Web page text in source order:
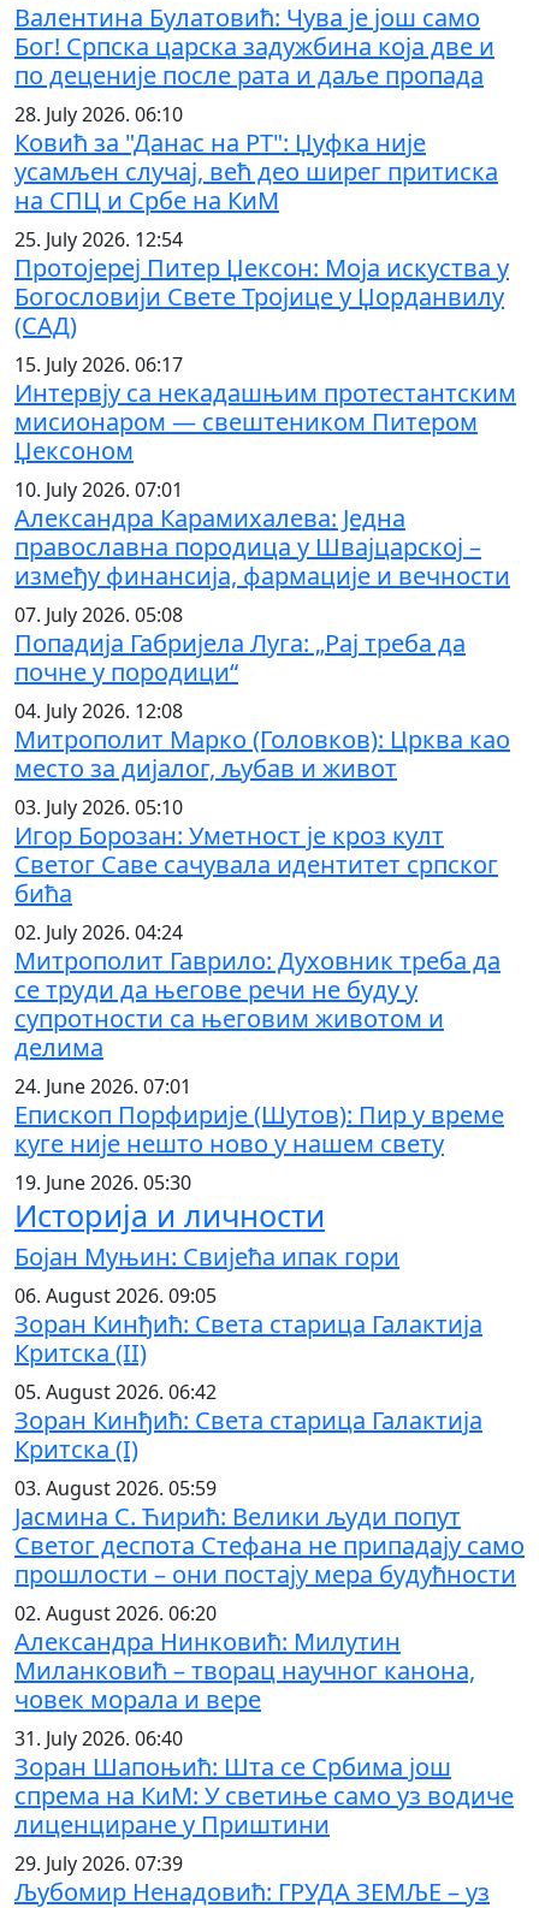
Валентина Булатовић: Чува је још само
Бог! Српска царска задужбина која две и
по деценије после рата и даље пропада
28. July 2026. 06:10
Ковић за "Данас на РТ": Џуфка није
усамљен случај, већ део ширег притиска
на СПЦ и Србе на КиМ
25. July 2026. 12:54
Протојереј Питер Џексон: Моја искуства у
Богословији Свете Тројице у Џорданвилу
(САД)
15. July 2026. 06:17
Интервју са некадашњим протестантским
мисионаром — свештеником Питером
Џексоном
10. July 2026. 07:01
Александра Карамихалева: Једна
православна породица у Швајцарској –
између финансија, фармације и вечности
07. July 2026. 05:08
Попадија Габријела Луга: „Рај треба да
почне у породици“
04. July 2026. 12:08
Митрополит Марко (Головков): Црква као
место за дијалог, љубав и живот
03. July 2026. 05:10
Игор Борозан: Уметност је кроз култ
Светог Саве сачувала идентитет српског
бића
02. July 2026. 04:24
Митрополит Гаврило: Духовник треба да
се труди да његове речи не буду у
супротности са његовим животом и
делима
24. June 2026. 07:01
Епископ Порфирије (Шутов): Пир у време
куге није нешто ново у нашем свету
19. June 2026. 05:30
Историја и личности
Бојан Муњин: Свијећа ипак гори
06. August 2026. 09:05
Зоран Кинђић: Света старица Галактија
Критска (II)
05. August 2026. 06:42
Зоран Кинђић: Света старица Галактија
Критска (I)
03. August 2026. 05:59
Јасмина С. Ћирић: Велики људи попут
Светог деспота Стефана не припадају само
прошлости – они постају мера будућности
02. August 2026. 06:20
Александра Нинковић: Милутин
Миланковић – творац научног канона,
човек морала и вере
31. July 2026. 06:40
Зоран Шапоњић: Шта се Србима још
спрема на КиМ: У светиње само уз водиче
лиценциране у Приштини
29. July 2026. 07:39
Љубомир Ненадовић: ГРУДА ЗЕМЉЕ – уз